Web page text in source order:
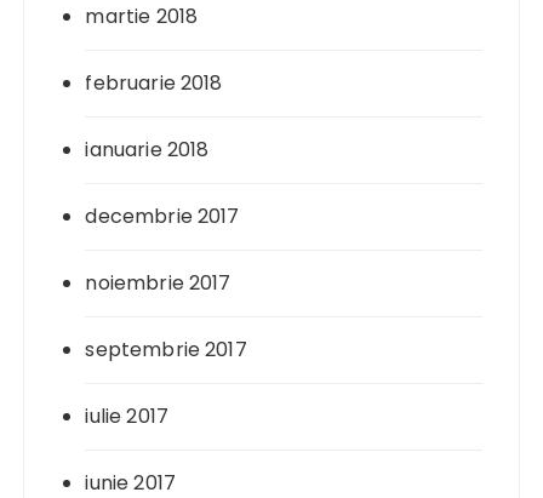
martie 2018
februarie 2018
ianuarie 2018
decembrie 2017
noiembrie 2017
septembrie 2017
iulie 2017
iunie 2017